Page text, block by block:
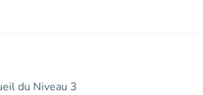
du Niveau 3